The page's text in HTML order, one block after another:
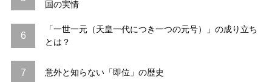
国の実情
6
「一世一元（天皇一代につき一つの元号）」の成り立ち
とは？
7 意外と知らない「即位」の歴史